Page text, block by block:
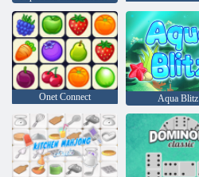
Onet Connect Aqua Blitz